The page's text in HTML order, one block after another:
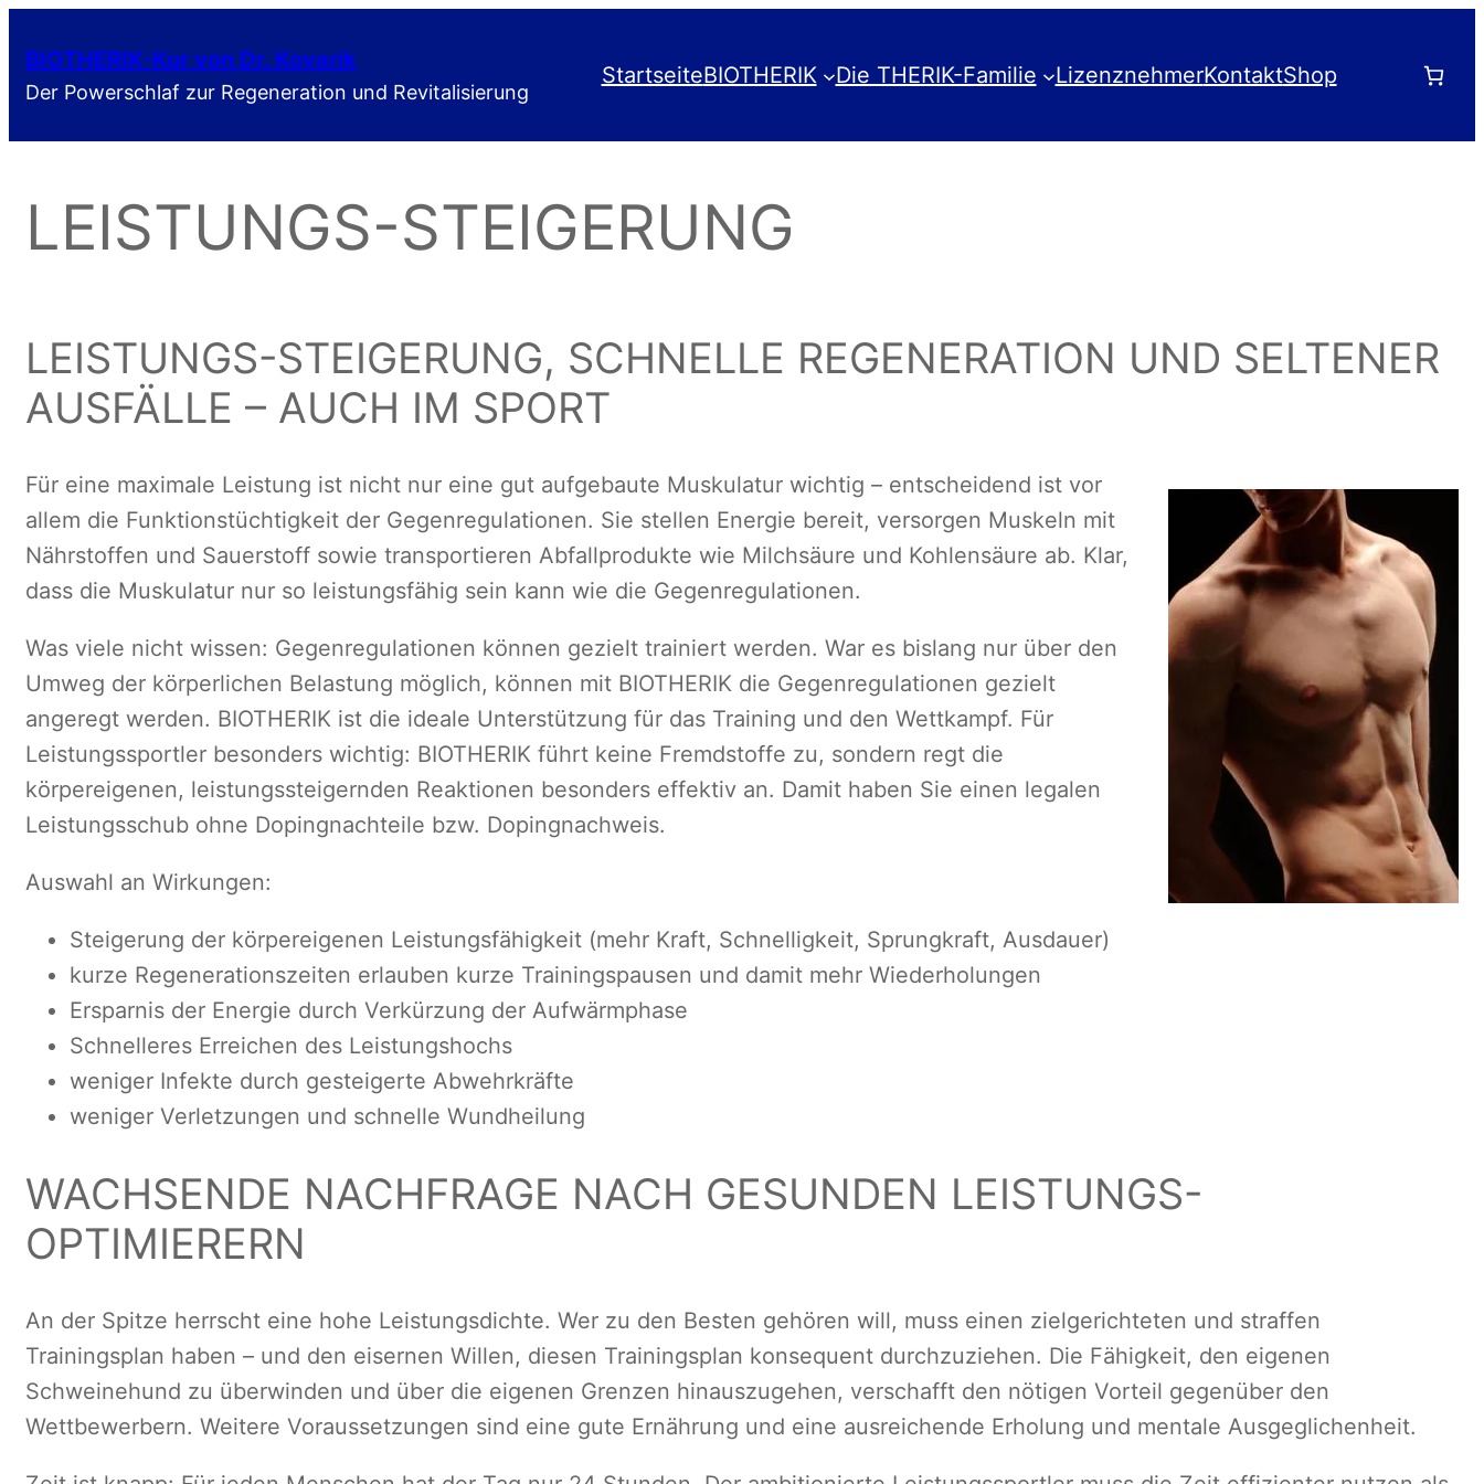
Inhalt
springen
BIOTHERIK-Kur von Dr. Kovarik
Der Powerschlaf zur Regeneration und Revitalisierung
StartseiteBIOTHERIK Die THERIK-Familie LizenznehmerKontaktShop
LEISTUNGS-STEIGERUNG
LEISTUNGS-STEIGERUNG, SCHNELLE REGENERATION UND SELTENER
AUSFÄLLE – AUCH IM SPORT
Für eine maximale Leistung ist nicht nur eine gut aufgebaute Muskulatur wichtig – entscheidend ist vor
allem die Funktionstüchtigkeit der Gegenregulationen. Sie stellen Energie bereit, versorgen Muskeln mit
Nährstoffen und Sauerstoff sowie transportieren Abfallprodukte wie Milchsäure und Kohlensäure ab. Klar,
dass die Muskulatur nur so leistungsfähig sein kann wie die Gegenregulationen.
Was viele nicht wissen: Gegenregulationen können gezielt trainiert werden. War es bislang nur über den
Umweg der körperlichen Belastung möglich, können mit BIOTHERIK die Gegenregulationen gezielt
angeregt werden. BIOTHERIK ist die ideale Unterstützung für das Training und den Wettkampf. Für
Leistungssportler besonders wichtig: BIOTHERIK führt keine Fremdstoffe zu, sondern regt die
körpereigenen, leistungssteigernden Reaktionen besonders effektiv an. Damit haben Sie einen legalen
Leistungsschub ohne Dopingnachteile bzw. Dopingnachweis.
Auswahl an Wirkungen:
Steigerung der körpereigenen Leistungsfähigkeit (mehr Kraft, Schnelligkeit, Sprungkraft, Ausdauer)
kurze Regenerationszeiten erlauben kurze Trainingspausen und damit mehr Wiederholungen
Ersparnis der Energie durch Verkürzung der Aufwärmphase
Schnelleres Erreichen des Leistungshochs
weniger Infekte durch gesteigerte Abwehrkräfte
weniger Verletzungen und schnelle Wundheilung
WACHSENDE NACHFRAGE NACH GESUNDEN LEISTUNGS-
OPTIMIERERN
An der Spitze herrscht eine hohe Leistungsdichte. Wer zu den Besten gehören will, muss einen zielgerichteten und straffen
Trainingsplan haben – und den eisernen Willen, diesen Trainingsplan konsequent durchzuziehen. Die Fähigkeit, den eigenen
Schweinehund zu überwinden und über die eigenen Grenzen hinauszugehen, verschafft den nötigen Vorteil gegenüber den
Wettbewerbern. Weitere Voraussetzungen sind eine gute Ernährung und eine ausreichende Erholung und mentale Ausgeglichenheit.